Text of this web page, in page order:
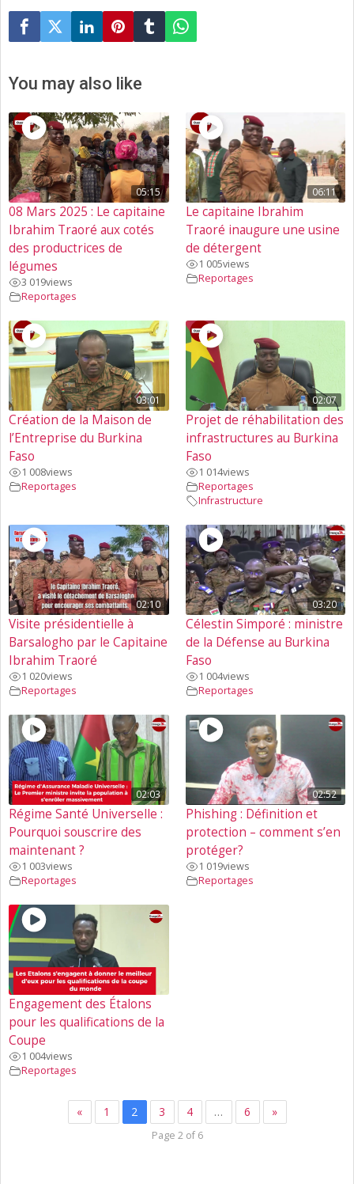
You may also like
05:15
08 Mars 2025 : Le capitaine
Ibrahim Traoré aux cotés
des productrices de
légumes
3 019views
Reportages
06:11
Le capitaine Ibrahim
Traoré inaugure une usine
de détergent
1 005views
Reportages
03:01
Création de la Maison de
l’Entreprise du Burkina
Faso
1 008views
Reportages
02:07
Projet de réhabilitation des
infrastructures au Burkina
Faso
1 014views
Reportages
Infrastructure
02:10
Visite présidentielle à
Barsalogho par le Capitaine
Ibrahim Traoré
1 020views
Reportages
03:20
Célestin Simporé : ministre
de la Défense au Burkina
Faso
1 004views
Reportages
02:03
Régime Santé Universelle :
Pourquoi souscrire des
maintenant ?
1 003views
Reportages
02:52
Phishing : Définition et
protection – comment s’en
protéger?
1 019views
Reportages
Engagement des Étalons
pour les qualifications de la
Coupe
1 004views
Reportages
« 1 2 3 4 … 6 »
Page 2 of 6